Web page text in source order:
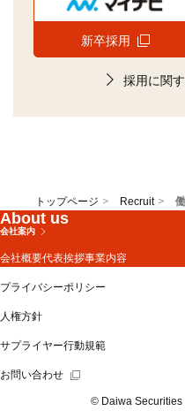
新卒採用
採用に関
トップページ Recruit
About us
会社案内
会社概要代表挨拶事業内容
プライバシーポリシー
人権方針
サプライヤー行動規範
お問い合わせ
© Daiwa Securities